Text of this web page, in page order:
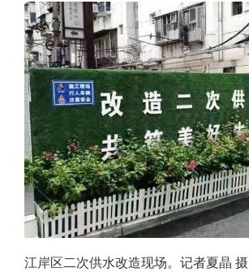
江岸区二次供水改造现场。记者夏晶 摄